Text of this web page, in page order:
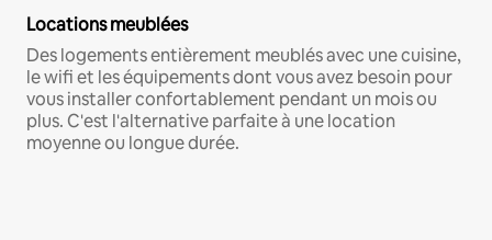
Locations meublées
Des logements entièrement meublés avec une cuisine,
le wifi et les équipements dont vous avez besoin pour
vous installer confortablement pendant un mois ou
plus. C'est l'alternative parfaite à une location
moyenne ou longue durée.